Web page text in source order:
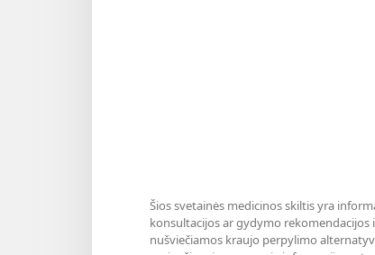
Šios svetainės medicinos skiltis yra
konsultacijos ar gydymo
nušviečiamos kraujo perpylimo